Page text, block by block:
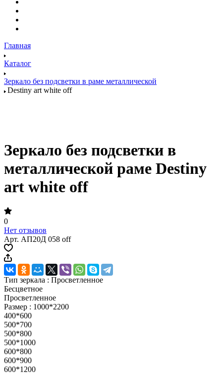
Главная
Каталог
Зеркало без подсветки в раме металлической
Destiny art white off
Зеркало без подсветки в
металлической раме Destiny
art white off
0
Нет отзывов
Арт. АП20Д 058 off
Тип зеркала : Просветленное
Бесцветное
Просветленное
Размер : 1000*2200
400*600
500*700
500*800
500*1000
600*800
600*900
600*1200